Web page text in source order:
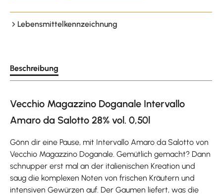
Lebensmittelkennzeichnung
Beschreibung
Vecchio Magazzino Doganale Intervallo
Amaro da Salotto 28% vol. 0,50l
Gönn dir eine Pause, mit Intervallo Amaro da Salotto von
Vecchio Magazzino Doganale. Gemütlich gemacht? Dann
schnupper erst mal an der italienischen Kreation und
saug die komplexen Noten von frischen Kräutern und
intensiven Gewürzen auf. Der Gaumen liefert, was die